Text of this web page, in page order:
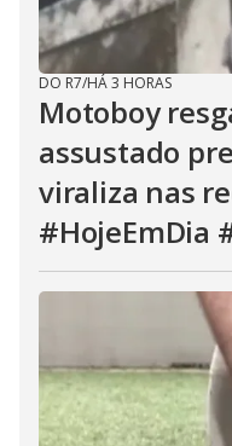
DO R7/HÁ 3 HORAS
Motoboy
assustado
viraliza nas
#HojeEmDia